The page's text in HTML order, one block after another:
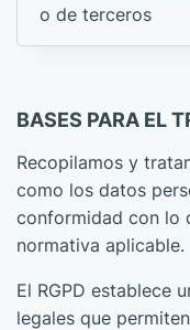
o de terceros
BASES PARA EL
Recopilamos y
como los datos
conformidad con lo
normativa aplicable.
El RGPD establece
legales que